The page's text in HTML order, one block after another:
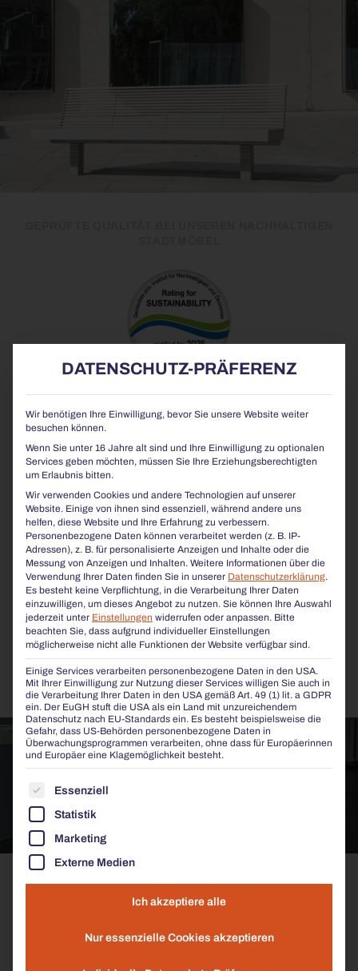
WIE UNTERSCHEIDET SICHSICORUM
VON ...
CHALIDOR
COMFONY
SIARDO
LINESCA
INTERESSE AN DERSICORUM?
PREISLISTE ANFORDERN
BEKANNT AUS
DATENSCHUTZ-PRÄFERENZ
Wir benötigen Ihre Einwilligung, bevor Sie unsere Website weiter
besuchen können.
Wenn Sie unter 16 Jahre alt sind und Ihre Einwilligung zu optionalen
Services geben möchten, müssen Sie Ihre Erziehungsberechtigten
um Erlaubnis bitten.
Wir verwenden Cookies und andere Technologien auf unserer
Website. Einige von ihnen sind essenziell, während andere uns
helfen, diese Website und Ihre Erfahrung zu verbessern.
Personenbezogene Daten können verarbeitet werden (z. B. IP-
Adressen), z. B. für personalisierte Anzeigen und Inhalte oder die
Messung von Anzeigen und Inhalten. Weitere Informationen über die
Verwendung Ihrer Daten finden Sie in unserer Datenschutzerklärung.
Es besteht keine Verpflichtung, in die Verarbeitung Ihrer Daten
einzuwilligen, um dieses Angebot zu nutzen. Sie können Ihre Auswahl
jederzeit unter Einstellungen widerrufen oder anpassen. Bitte
beachten Sie, dass aufgrund individueller Einstellungen
möglicherweise nicht alle Funktionen der Website verfügbar sind.
Einige Services verarbeiten personenbezogene Daten in den USA.
Mit Ihrer Einwilligung zur Nutzung dieser Services willigen Sie auch in
die Verarbeitung Ihrer Daten in den USA gemäß Art. 49 (1) lit. a GDPR
ein. Der EuGH stuft die USA als ein Land mit unzureichendem
Datenschutz nach EU-Standards ein. Es besteht beispielsweise die
Gefahr, dass US-Behörden personenbezogene Daten in
Überwachungsprogrammen verarbeiten, ohne dass für Europäerinnen
und Europäer eine Klagemöglichkeit besteht.
ES FOLGT EINE LISTE DER SERVICE-GRUPPEN,
Essenziell
Statistik
Marketing
Externe Medien
Ich akzeptiere alle
Nur essenzielle Cookies akzeptieren